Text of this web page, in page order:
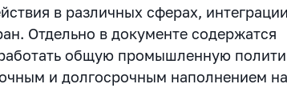
в различных сферах, интеграции
Отдельно в документе содержатся
общую промышленную
и долгосрочным наполнением